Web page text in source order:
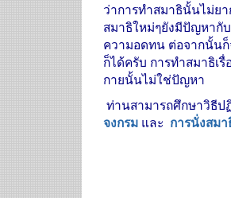
ว่าการทำสมาธินั้นไม่ย
สมาธิใหม่ๆยังมีปัญหากั
ความอดทน ต่อจากนั้น
ก็ได้ครับ การทำสมาธิเ
กายนั้นไม่ใช่ปัญหา
ท่านสามารถศึกษาวิธี
จงกรม และ การนั่งสมา